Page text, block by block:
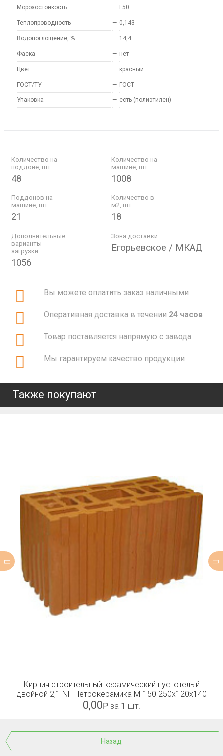
Морозостойкость — F50
Теплопроводность — 0,143
Водопоглощение, % — 14,4
Фаска — нет
Цвет — красный
ГОСТ/ТУ — ГОСТ
Упаковка — есть (полиэтилен)
Количество на
поддоне, шт.
48
Количество на
машине, шт.
1008
Поддонов на
машине, шт.
21
Количество в
м2, шт.
18
Дополнительные
варианты
загрузки
1056
Зона доставки
Егорьевское / МКАД
Вы можете оплатить заказ наличными
Оперативная доставка в течении 24 часов
Товар поставляется напрямую с завода
Мы гарантируем качество продукции
Также покупают
Кирпич строительный керамический пустотелый
двойной 2,1 NF Петрокерамика М-150 250x120x140
0,00Р за 1 шт.
Назад